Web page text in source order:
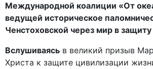
Международной коалиции «От
ведущей историческое
Ченстоховской через мир в
Вслушиваясь в великий призыв
Христа к защите цивилизации